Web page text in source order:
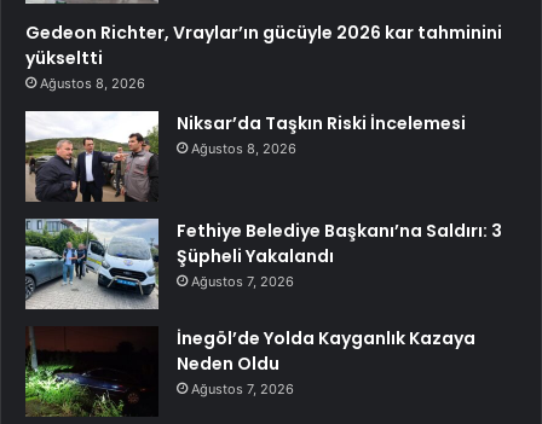
Gedeon Richter, Vraylar’ın gücüyle 2026 kar tahminini
yükseltti
Ağustos 8, 2026
Niksar’da Taşkın Riski İncelemesi
Ağustos 8, 2026
Fethiye Belediye Başkanı’na Saldırı: 3
Şüpheli Yakalandı
Ağustos 7, 2026
İnegöl’de Yolda Kayganlık Kazaya
Neden Oldu
Ağustos 7, 2026